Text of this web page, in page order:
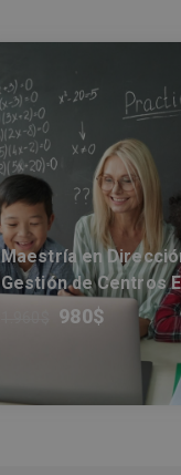
Maestría en
Gestión de Centros
980$